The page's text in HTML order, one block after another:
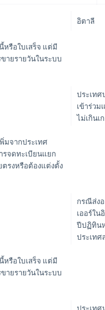
อิตาลี
รือใบเสร็จ แต่มี
ายรายวันในระบบ
ประเทศ
เข้าร่วม
ไม่เกิน
มจากประเทศ
จดทะเบียนแยก
รงหรือต้องแต่งตั้ง
กรณีส่ง
เออร์ใ
ปีปฏิทิน
ประเท
รือใบเสร็จ แต่มี
ายรายวันในระบบ